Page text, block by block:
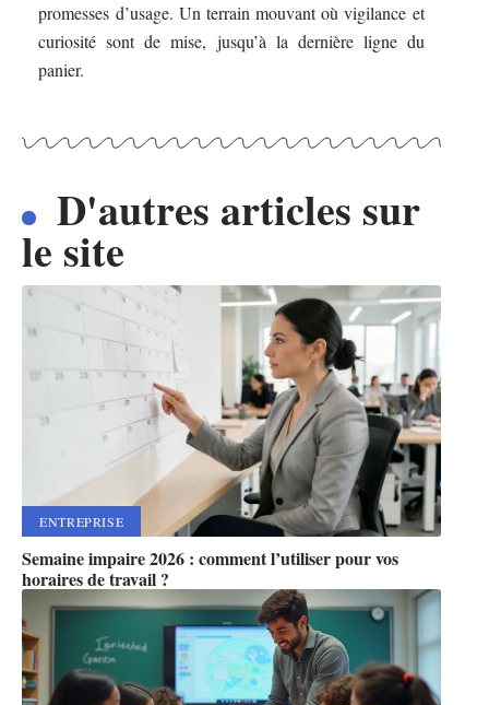
promesses d’usage. Un terrain mouvant où vigilance et
curiosité sont de mise, jusqu’à la dernière ligne du
panier.
D'autres articles sur
le site
ENTREPRISE
Semaine impaire 2026 : comment l’utiliser pour vos
horaires de travail ?